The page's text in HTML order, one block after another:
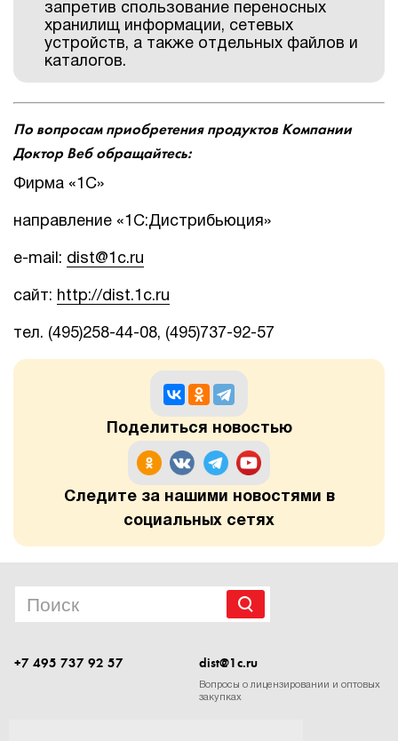
запретив спользование переносных
хранилищ информации, сетевых
устройств, а также отдельных файлов и
каталогов.
По вопросам приобретения продуктов Компании
Доктор Веб обращайтесь:
Фирма «1С»
направление «1С:Дистрибьюция»
e-mail: dist@1c.ru
сайт: http://dist.1c.ru
тел. (495)258-44-08, (495)737-92-57
Поделиться новостью
Следите за нашими новостями в
социальных сетях
+7 495 737 92 57 dist@1c.ru
Вопросы о лицензировании и оптовых
закупках